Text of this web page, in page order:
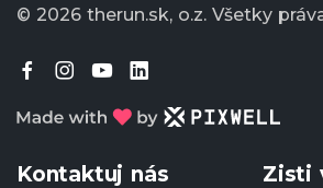
© 2026 therun.sk, o.z. Všetky
Kontaktuj nás Zisti